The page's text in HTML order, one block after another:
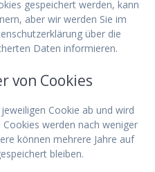
gespeichert werden, kann
aber wir werden Sie im
über die
Daten informieren.
von Cookies
Cookie ab und wird
werden nach weniger
können mehrere Jahre auf
bleiben.